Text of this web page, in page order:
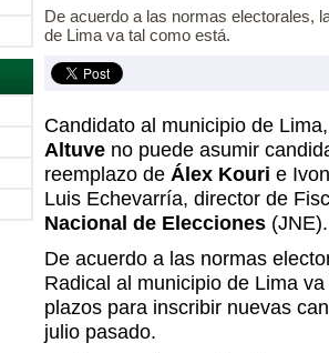
De acuerdo a las normas electorales,
de Lima va tal como está.
Candidato al municipio de
Altuve no puede asumir
reemplazo de Álex Kouri e
Luis Echevarría, director de
Nacional de Elecciones (JNE).
De acuerdo a las normas
Radical al municipio de Lima
plazos para inscribir nuevas
julio pasado.